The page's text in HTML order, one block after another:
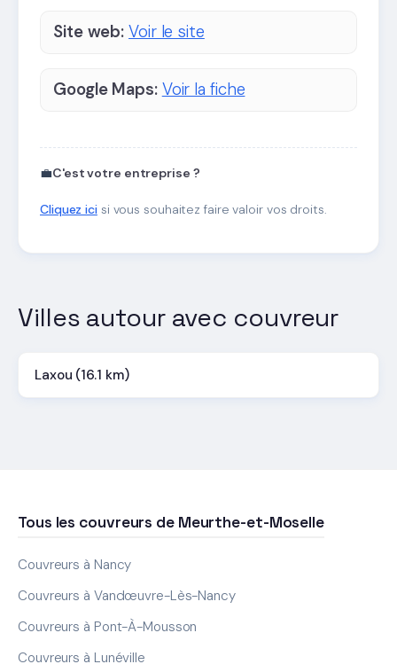
Site web: Voir le site
Google Maps: Voir la fiche
💼C'est votre entreprise ?
Cliquez icisi vous souhaitez faire valoir vos droits.
Villes autour avec couvreur
Laxou (16.1 km)
Tous les couvreurs de Meurthe-et-Moselle
Couvreurs à Nancy
Couvreurs à Vandœuvre-Lès-Nancy
Couvreurs à Pont-À-Mousson
Couvreurs à Lunéville